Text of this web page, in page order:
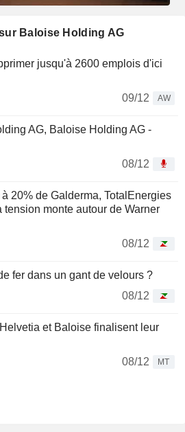
Baloise Holding AG
jusqu'à 2600 emplois d'ici
09/12
AW
AG, Baloise Holding AG -
08/12
20% de Galderma, TotalEnergies
tension monte autour de Warner
08/12
fer dans un gant de velours ?
08/12
et Baloise finalisent leur
08/12
MT